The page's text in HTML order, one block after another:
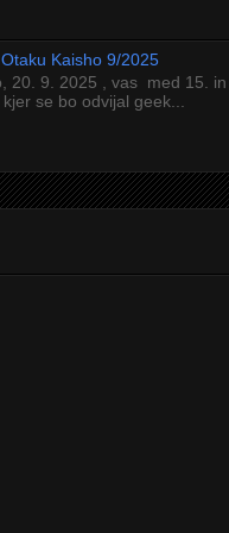
Kaisho 9/2025
20. 9. 2025 , vas med 15.
se bo odvijal geek...